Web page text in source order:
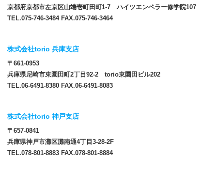
京都府京都市左京区山端壱町田町1-7 ハイツエンペラー修学院107
TEL.075-746-3484 FAX.075-746-3464
株式会社torio 兵庫支店
〒661-0953
兵庫県尼崎市東園田町2丁目92-2 torio東園田ビル202
TEL.06-6491-8380 FAX.06-6491-8083
株式会社torio 神戸支店
〒657-0841
兵庫県神戸市灘区灘南通4丁目3-28-2F
TEL.078-801-8883 FAX.078-801-8884